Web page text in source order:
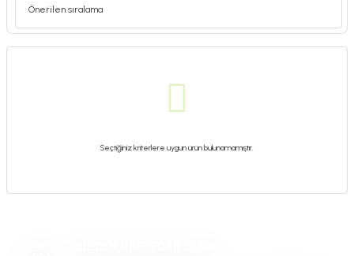
Seçtiğiniz kriterlere uygun ürün bulunamamıştır.